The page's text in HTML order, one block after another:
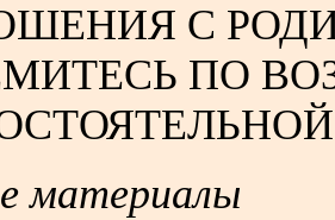
С
ПО
материалы